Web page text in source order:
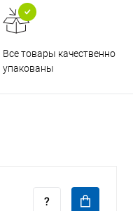
Все товары качественно
упакованы